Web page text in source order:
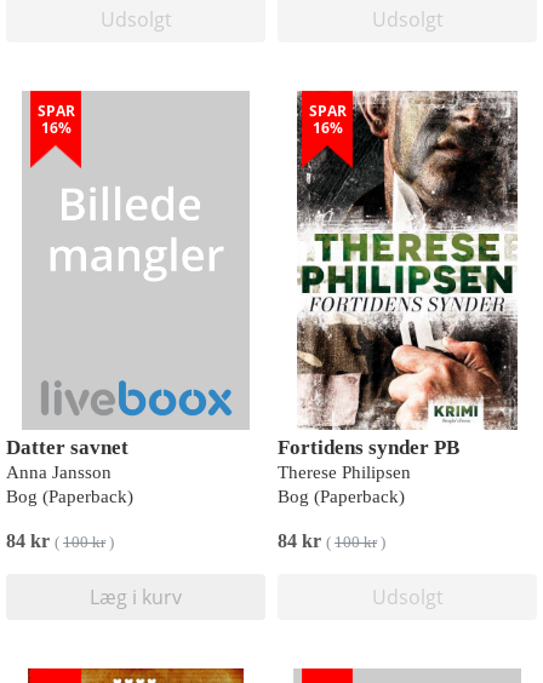
Udsolgt Udsolgt
SPAR
16%
Datter savnet
Anna Jansson
Bog (Paperback)
84 kr ( 100 kr)
Læg i kurv
SPAR
16%
Fortidens synder PB
Therese Philipsen
Bog (Paperback)
84 kr ( 100 kr)
Udsolgt